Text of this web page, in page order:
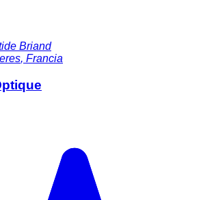
Briand
, Francia